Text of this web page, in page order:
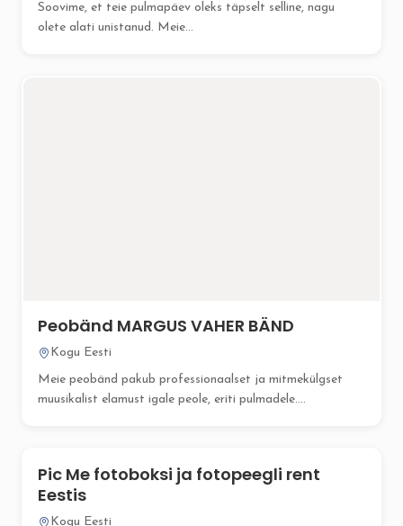
Soovime, et teie pulmapäev oleks täpselt selline, nagu
olete alati unistanud. Meie...
Peobänd MARGUS VAHER BÄND
Kogu Eesti
Meie peobänd pakub professionaalset ja mitmekülgset
muusikalist elamust igale peole, eriti pulmadele....
Pic Me fotoboksi ja fotopeegli rent
Eestis
Kogu Eesti